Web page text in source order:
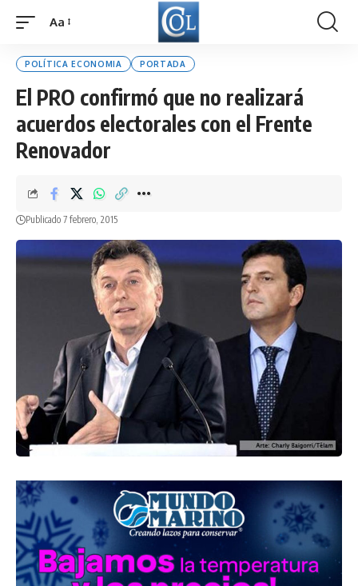
Font
Aa
POLÍTICA ECONOMIA PORTADA
El PRO confirmó que no realizará
acuerdos electorales con el Frente
Renovador
Publicado 7 febrero, 2015